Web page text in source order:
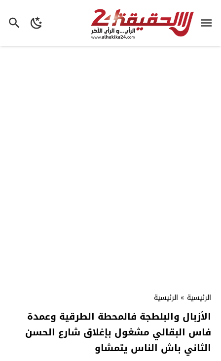
الرئيسية » الرئيسية
الأزبال والبلطجة فالمحطة الطرقية وعمدة
فاس البقالي مشغول بإغلاق شارع الحسن
الثاني باش الناس يتمشاو